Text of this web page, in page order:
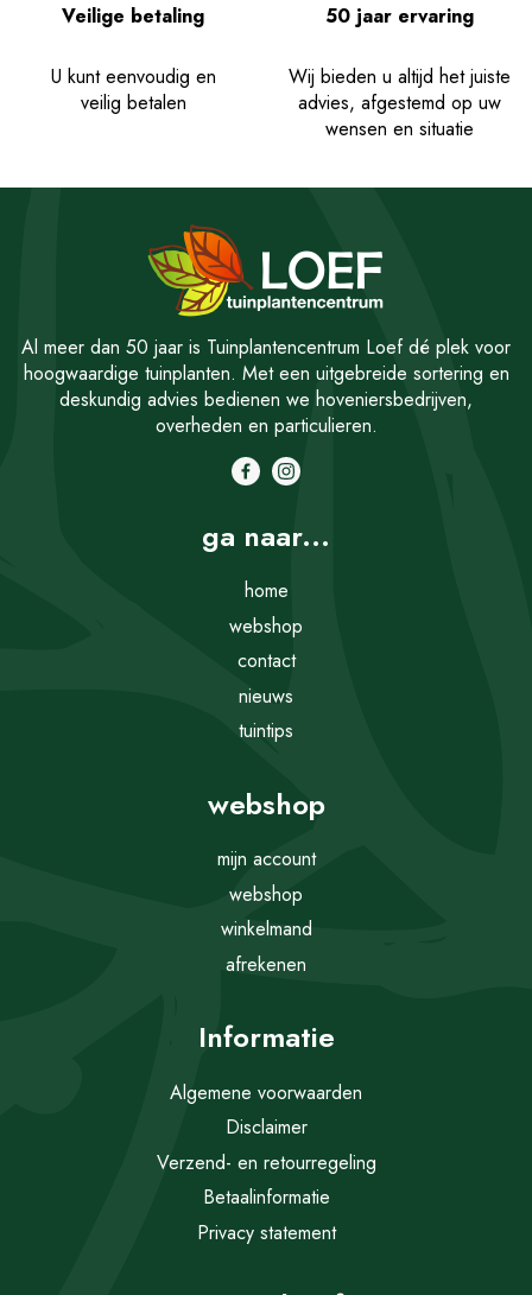
Veilige betaling
U kunt eenvoudig en
veilig betalen
50 jaar ervaring
Wij bieden u altijd het juiste
advies, afgestemd op uw
wensen en situatie
Al meer dan 50 jaar is Tuinplantencentrum Loef dé plek voor
hoogwaardige tuinplanten. Met een uitgebreide sortering en
deskundig advies bedienen we hoveniersbedrijven,
overheden en particulieren.
ga naar...
home
webshop
contact
nieuws
tuintips
webshop
mijn account
webshop
winkelmand
afrekenen
Informatie
Algemene voorwaarden
Disclaimer
Verzend- en retourregeling
Betaalinformatie
Privacy statement